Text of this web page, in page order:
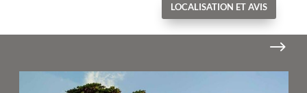
LOCALISATION ET AVIS